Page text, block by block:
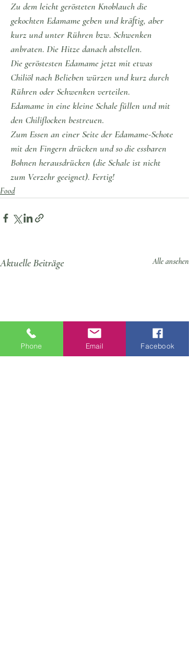
Zu dem leicht gerösteten Knoblauch die
gekochten Edamame geben und kräftig, aber
kurz und unter Rühren bzw. Schwenken
anbraten. Die Hitze danach abstellen.
Die geröstesten Edamame jetzt mit etwas
Chiliöl nach Belieben würzen und kurz durch
Rühren oder Schwenken verteilen.
Edamame in eine kleine Schale füllen und mit
den Chiliflocken bestreuen.
Zum Essen an einer Seite der Edamame-Schote
mit den Fingern drücken und so die essbaren
Bohnen herausdrücken (die Schale ist nicht
zum Verzehr geeignet). Fertig!
Food
Aktuelle Beiträge Alle ansehen
Phone Email Facebook